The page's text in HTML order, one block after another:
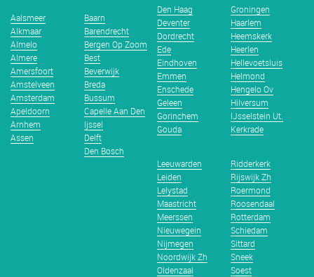
Aalsmeer
Alkmaar
Almelo
Almere
Amersfoort
Amstelveen
Amsterdam
Apeldoorn
Arnhem
Assen
Baarn
Barendrecht
Bergen Op Zoom
Best
Beverwijk
Breda
Bussum
Capelle Aan Den
Ijssel
Delft
Den Bosch
Den Haag
Deventer
Dordrecht
Ede
Eindhoven
Emmen
Enschede
Geleen
Gorinchem
Gouda
Groningen
Haarlem
Heemskerk
Heerlen
Hellevoetsluis
Helmond
Hengelo Ov
Hilversum
IJsselstein Ut.
Kerkrade
Leeuwarden
Leiden
Lelystad
Maastricht
Meerssen
Nieuwegein
Nijmegen
Noordwijk Zh
Oldenzaal
Ridderkerk
Rijswijk Zh
Roermond
Roosendaal
Rotterdam
Schiedam
Sittard
Sneek
Soest